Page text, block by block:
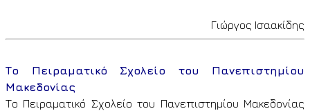
Γιώργος Ισαακίδης
Το Πειραματικό Σχολείο του Πανεπιστημίου
Μακεδονίας
Το Πειραματικό Σχολείο του Πανεπιστημίου Μακεδονίας